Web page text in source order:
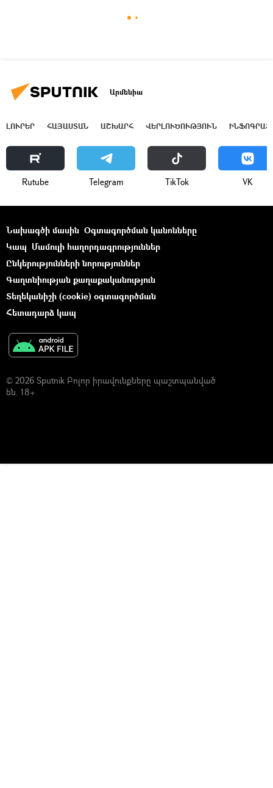
Արմենիա
ԼՈՒՐԵՐ ՀԱՅԱՍՏԱՆ ԱՇԽԱՐՀ ՎԵՐԼՈՒԾՈՒԹՅՈՒՆ
Rutube Telegram ТikТоk VK
Նախագծի մասին Օգտագործման կանոնները
Կապ Մամուլի հաղորդագրություններ
Ընկերությունների նորություններ
Գաղտնիության քաղաքականություն
Տեղեկանիշի (cookie) օգտագործման
Հետադարձ կապ
© 2026 Sputnik Բոլոր իրավունքները պաշտպանված
են. 18+